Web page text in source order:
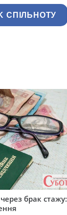
СПІЛЬНОТУ
брак стажу: